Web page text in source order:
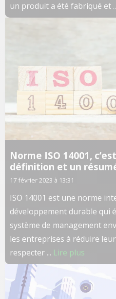
un produit a été fabriqué et
Norme ISO 14001,
définition et un
17 février 2023 à 13:31
ISO 14001 est une norme
développement durable qui
système de management
les entreprises à réduire
respecter ... Lire plus